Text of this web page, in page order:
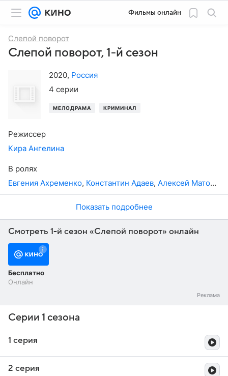
Фильмы онлайн
Слепой поворот
Слепой поворот, 1-й сезон
2020, Россия
4 серии
МЕЛОДРАМА КРИМИНАЛ
Режиссер
Кира Ангелина
В ролях
Евгения Ахременко, Константин Адаев, Алексей Матошин
Показать подробнее
Смотреть 1-й сезон «Слепой поворот» онлайн
Бесплатно
Онлайн
Серии 1 сезона
1 серия
2 серия